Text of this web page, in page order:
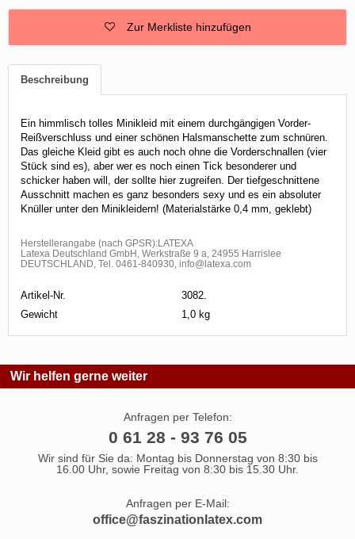
Zur Merkliste hinzufügen
Beschreibung
Ein himmlisch tolles Minikleid mit einem durchgängigen Vorder-
Reißverschluss und einer schönen Halsmanschette zum schnüren.
Das gleiche Kleid gibt es auch noch ohne die Vorderschnallen (vier
Stück sind es), aber wer es noch einen Tick besonderer und
schicker haben will, der sollte hier zugreifen. Der tiefgeschnittene
Ausschnitt machen es ganz besonders sexy und es ein absoluter
Knüller unter den Minikleidern! (Materialstärke 0,4 mm, geklebt)
Herstellerangabe (nach GPSR):LATEXA
Latexa Deutschland GmbH, Werkstraße 9 a, 24955 Harrislee
DEUTSCHLAND, Tel. 0461-840930, info@latexa.com
Artikel-Nr.
3082.
Gewicht
1,0 kg
Wir helfen gerne weiter
Anfragen per Telefon:
0 61 28 - 93 76 05
Wir sind für Sie da: Montag bis Donnerstag von 8:30 bis
16.00 Uhr, sowie Freitag von 8:30 bis 15.30 Uhr.
Anfragen per E-Mail:
office@faszinationlatex.com